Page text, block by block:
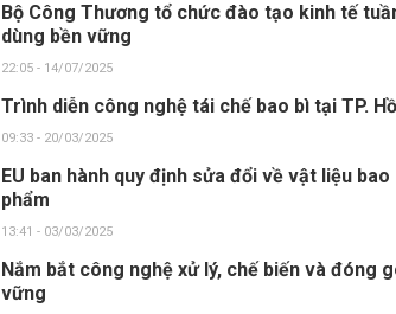
Bộ Công Thương tổ chức đào tạo kinh tế
dùng bền vững
22:05 - 14/07/2025
Trình diễn công nghệ tái chế bao bì tại TP.
09:33 - 20/03/2025
EU ban hành quy định sửa đổi về vật liệu
phẩm
13:41 - 03/03/2025
Nắm bắt công nghệ xử lý, chế biến và đóng
vững